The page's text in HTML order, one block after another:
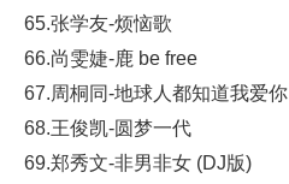
65.张学友-烦恼歌
66.尚雯婕-鹿 be free
67.周桐同-地球人都知道我爱你
68.王俊凯-圆梦一代
69.郑秀文-非男非女 (DJ版)